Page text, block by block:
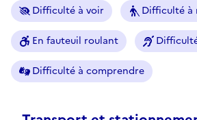
Difficulté à voir Difficulté à
En fauteuil roulant
Difficulté à comprendre